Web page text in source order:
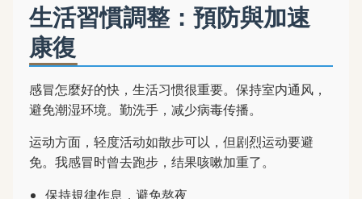
生活習慣調整：預防與加速
康復
感冒怎麼好的快，生活习惯很重要。保持室内通风，
避免潮湿环境。勤洗手，减少病毒传播。
运动方面，轻度活动如散步可以，但剧烈运动要避
免。我感冒时曾去跑步，结果咳嗽加重了。
保持規律作息，避免熬夜